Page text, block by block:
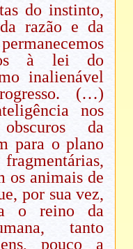
do instinto,
razão e da
à lei do
inalienável
(…)
nos
da
para o plano
os animais de
por sua vez,
o reino da
tanto
pouco a